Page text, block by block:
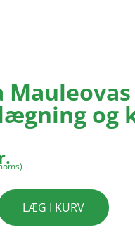
og
LÆG I KURV